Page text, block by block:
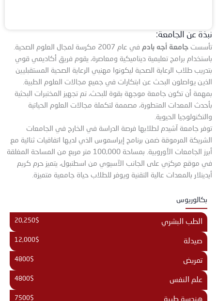
نبذة عن الجامعة:
تأسست جامعة أجه بادم في عام 2007 مكرسة لمجال العلوم الصحية.
باستخدام برامج تعليمية ديناميكية ومعاصرة، يقوم فريق أكاديمي قوي
بتدريب طلاب الرعاية الصحية ليكونوا مهنيي الرعاية الصحية المستقبليين
الذين يواصلون البحث عن ابتكارات في جميع مجالات العلوم الطبية.
بمهمة أن تكون جامعة موجهة بقوة للبحث، تم تجهيز المختبرات البحثية
بأحدث المعدات المتطورة، مصممة لتكملة مجالات العلوم الحياتية
والتكنولوجيا الحيوية.
توفر جامعة آشيدم لطلابها فرصة الدراسة في الخارج في الجامعات
الشريكة المرموقة ضمن برنامج إيراسموس الذي لديها اتفاقيات ثنائية مع
أبرز الجامعات الأوروبية. بمساحة 100,000 متر مربع من المساحة المغلقة
في موقع مركزي على الجانب الآسيوي من اسطنبول، يتميز حرم كريم
أيدينلار بالمعدات عالية التقنية ويوفر للطلاب حياة جامعية متميزة.
بكالوريوس
الطب البشري 20,250$
صيدلة 12,000$
تمريض 4800$
علم النفس 4800$
7500$